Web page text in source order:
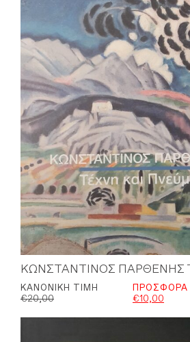
ΚΩΝΣΤΑΝΤΙΝΟΣ ΠΑΡΘΕΝΗΣ
ΚΑΝΟΝΙΚΉ ΤΙΜΉ
€20,00
ΠΡΟΣΦΟΡΆ
€10,00